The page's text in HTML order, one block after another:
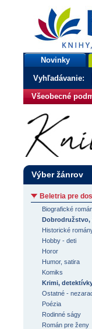
bux.sk
knihy, ktorými
Úvodná stránka
Novinky
Vyhľadávanie:
Všeobecné
Výber žánrov
Beletria pre
Biografické
Dobrodružstvo,
Historické
Hobby - deti
Horor
Humor, satira
Komiks
Krimi,
Ostatné -
Poézia
Rodinné ságy
Román pre ženy